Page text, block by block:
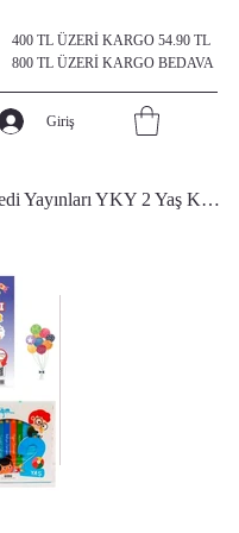
400 TL ÜZERİ KARGO 54.90 TL
800 TL ÜZERİ KARGO BEDAVA
Giriş
2 Yaş Cırt Cırtlı Etkinlikler ve Yapıkredi Yayınları YKY 2 Yaş Kutulu Kitap Seti